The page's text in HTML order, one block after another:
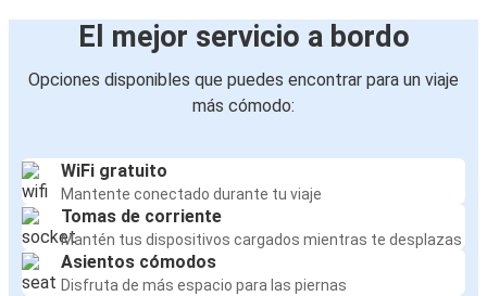
El mejor servicio a bordo
Opciones disponibles que puedes encontrar para un viaje
más cómodo:
WiFi gratuito
Mantente conectado durante tu viaje
Tomas de corriente
Mantén tus dispositivos cargados mientras te desplazas
Asientos cómodos
Disfruta de más espacio para las piernas